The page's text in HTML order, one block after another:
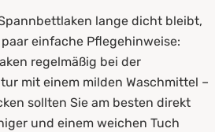
lange dicht bleibt,
einfache Pflegehinweise:
regelmäßig bei der
mit einem milden Waschmittel –
sollten Sie am besten direkt
und einem weichen Tuch